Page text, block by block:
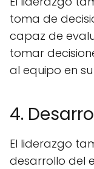
toma de
capaz de
tomar
al equipo en
4.
El liderazgo
desarrollo del